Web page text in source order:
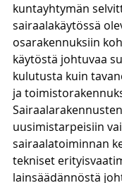
kuntayhtymän
sairaalakäytössä
osarakennuksiin
käytöstä johtuvaa
kulutusta kuin
ja
Sairaalarakennusten
uusimistarpeisiin
sairaalatoiminnan
tekniset
lainsäädännöstä